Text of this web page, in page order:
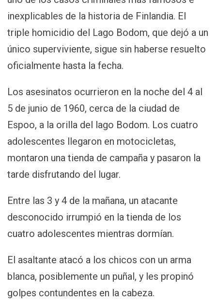
inexplicables de la historia de Finlandia. El
triple homicidio del Lago Bodom, que dejó a un
único superviviente, sigue sin haberse resuelto
oficialmente hasta la fecha.
Los asesinatos ocurrieron en la noche del 4 al
5 de junio de 1960, cerca de la ciudad de
Espoo, a la orilla del lago Bodom. Los cuatro
adolescentes llegaron en motocicletas,
montaron una tienda de campaña y pasaron la
tarde disfrutando del lugar.
Entre las 3 y 4 de la mañana, un atacante
desconocido irrumpió en la tienda de los
cuatro adolescentes mientras dormían.
El asaltante atacó a los chicos con un arma
blanca, posiblemente un puñal, y les propinó
golpes contundentes en la cabeza.